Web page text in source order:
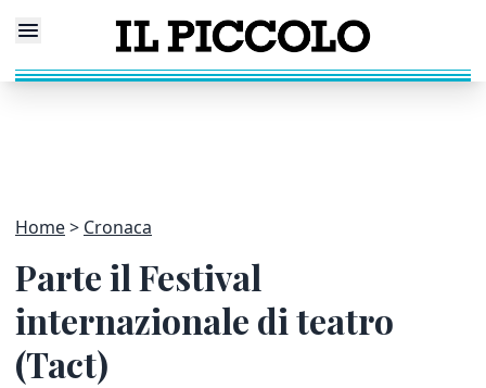
Home Cronaca
Parte il Festival
internazionale di teatro
(Tact)